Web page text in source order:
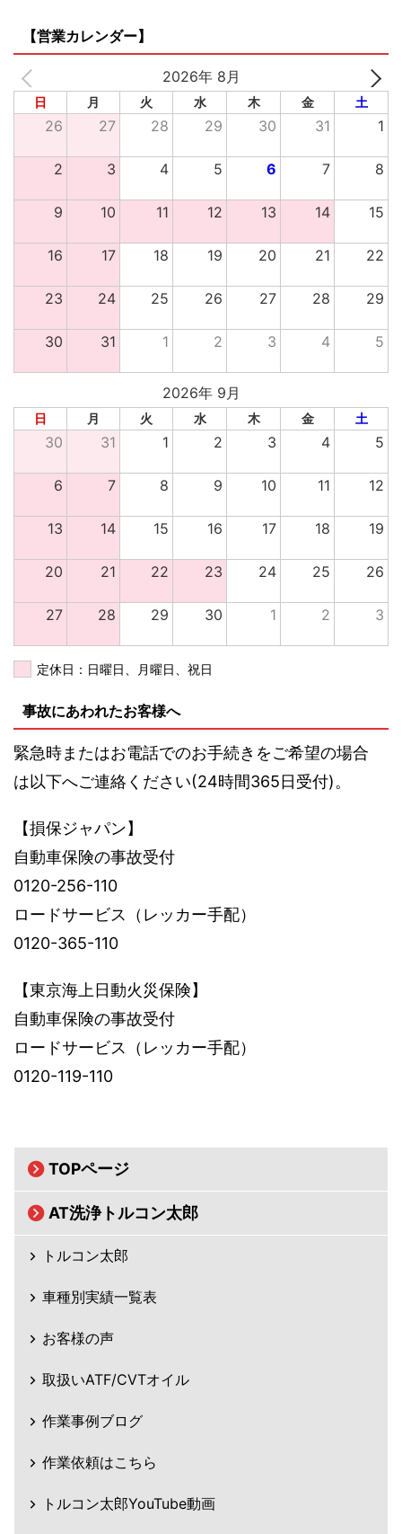
【営業カレンダー】
2026年 8月
日 月 火 水 木 金 土
26 27 28 29 30 31 1
2 3 4 5 6 7 8
9 10 11 12 13 14 15
16 17 18 19 20 21 22
23 24 25 26 27 28 29
30 31 1 2 3 4 5
2026年 9月
日 月 火 水 木 金 土
30 31 1 2 3 4 5
6 7 8 9 10 11 12
13 14 15 16 17 18 19
20 21 22 23 24 25 26
27 28 29 30 1 2 3
定休日：日曜日、月曜日、祝日
事故にあわれたお客様へ
緊急時またはお電話でのお手続きをご希望の場合
は以下へご連絡ください(24時間365日受付)。
【損保ジャパン】
自動車保険の事故受付
0120-256-110
ロードサービス（レッカー手配）
0120-365-110
【東京海上日動火災保険】
自動車保険の事故受付
ロードサービス（レッカー手配）
0120-119-110
TOPページ
AT洗浄トルコン太郎
トルコン太郎
車種別実績一覧表
お客様の声
取扱いATF/CVTオイル
作業事例ブログ
作業依頼はこちら
トルコン太郎YouTube動画